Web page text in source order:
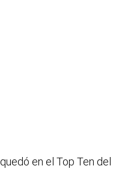
en el Top Ten del